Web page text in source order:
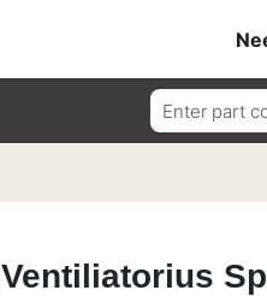
Ieškoti:
Ventiliatorius